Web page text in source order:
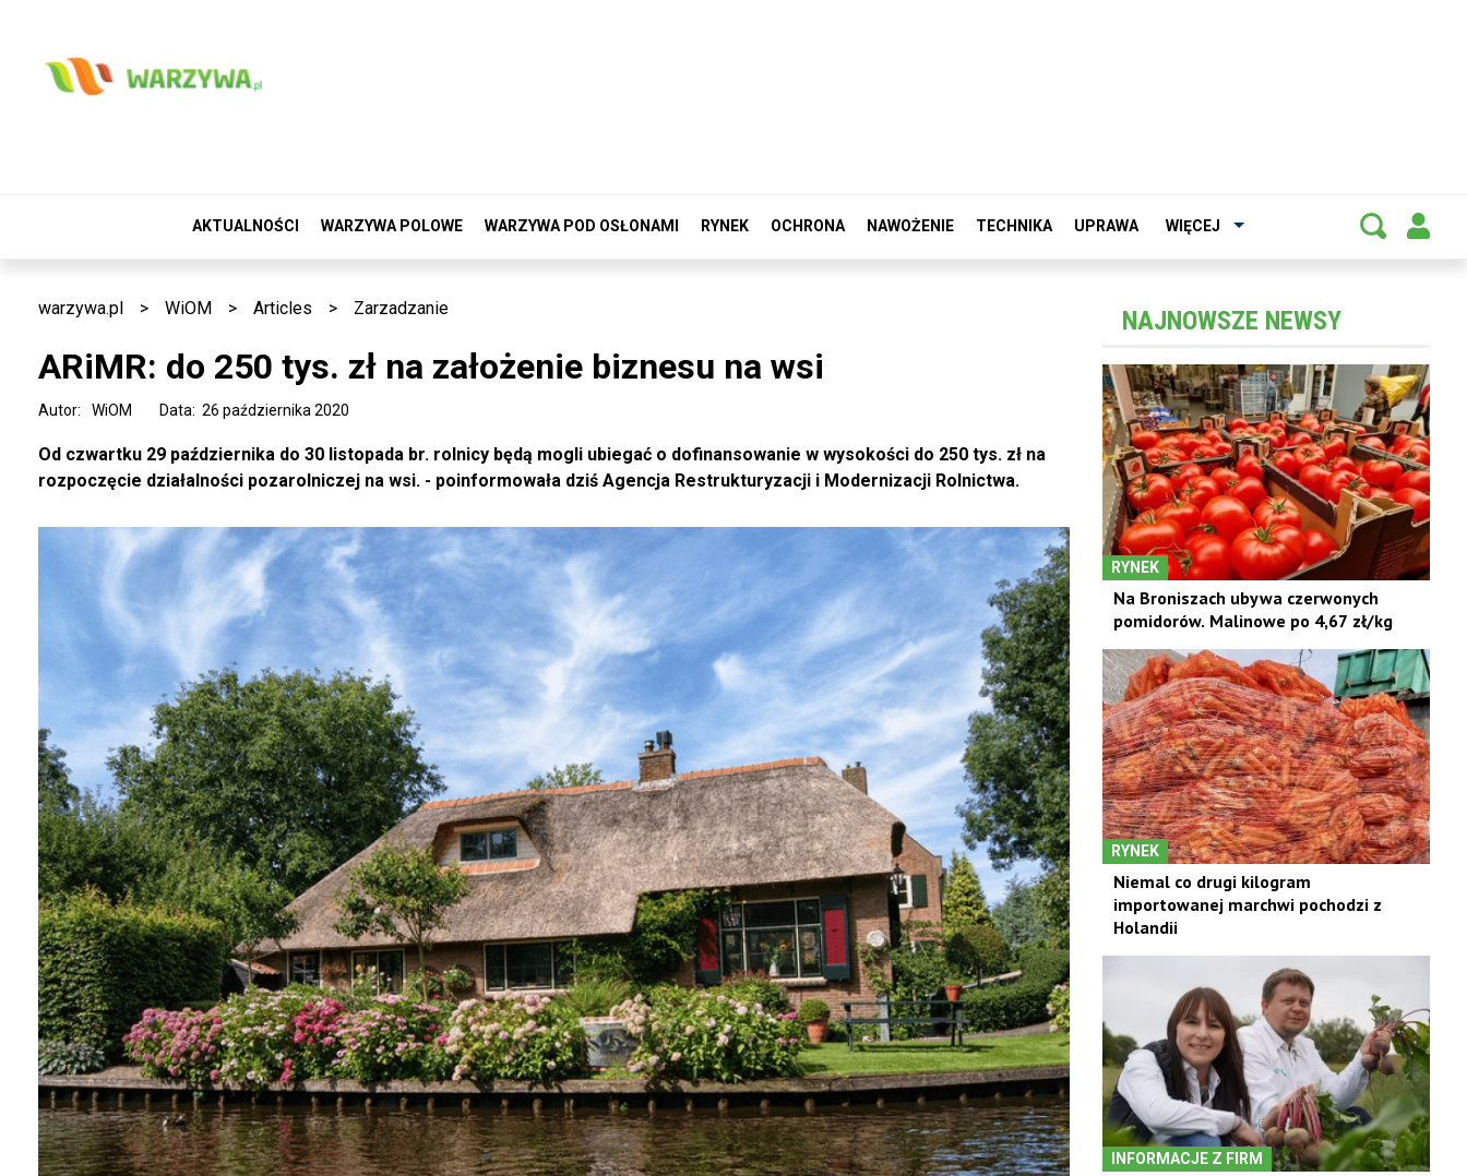
AKTUALNOŚCI WARZYWA POLOWE WARZYWA POD OSŁONAMI RYNEK OCHRONA NAWOŻENIE TECHNIKA UPRAWA WIĘCEJ
warzywa.pl > WiOM > Articles > Zarzadzanie
ARiMR: do 250 tys. zł na założenie biznesu na wsi
Data: 26 października 2020
Autor: WiOM
Od czwartku 29 października do 30 listopada br. rolnicy będą mogli ubiegać o dofinansowanie w wysokości do 250 tys. zł na
rozpoczęcie działalności pozarolniczej na wsi. - poinformowała dziś Agencja Restrukturyzacji i Modernizacji Rolnictwa.
NAJNOWSZE NEWSY
RYNEK
Na Broniszach ubywa czerwonych
pomidorów. Malinowe po 4,67 zł/kg
RYNEK
Niemal co drugi kilogram
importowanej marchwi pochodzi z
Holandii
INFORMACJE Z FIRM